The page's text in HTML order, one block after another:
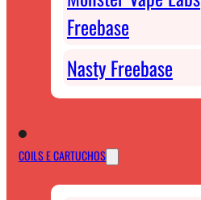
Freebase
Nasty Freebase
COILS E CARTUCHOS